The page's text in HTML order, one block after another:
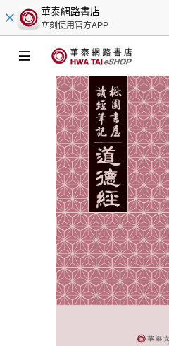
華泰網路書店
立刻使用官方APP